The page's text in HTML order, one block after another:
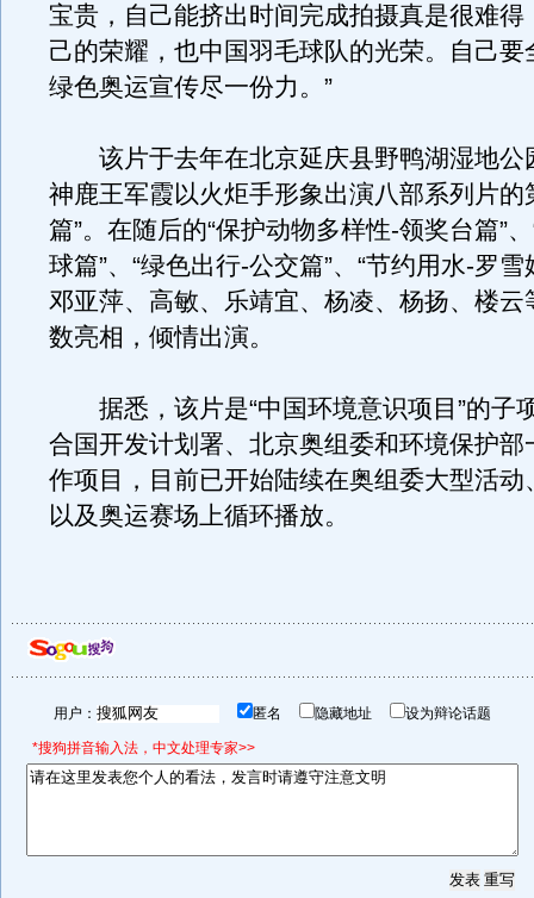
宝贵，自己能挤出时间完成拍摄真是很难得
己的荣耀，也中国羽毛球队的光荣。自己要
绿色奥运宣传尽一份力。”
该片于去年在北京延庆县野鸭湖湿地公
神鹿王军霞以火炬手形象出演八部系列片的
篇”。在随后的“保护动物多样性-领奖台篇”
球篇”、“绿色出行-公交篇”、“节约用水-罗
邓亚萍、高敏、乐靖宜、杨凌、杨扬、楼云
数亮相，倾情出演。
据悉，该片是“中国环境意识项目”的子
合国开发计划署、北京奥组委和环境保护部
作项目，目前已开始陆续在奥组委大型活动
以及奥运赛场上循环播放。
用户： 匿名 隐藏地址 设为辩论话题
*搜狗拼音输入法，中文处理专家>>